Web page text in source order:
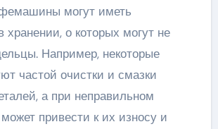
могут иметь
хранении, о которых могут не
Например, некоторые
частой очистки и смазки
а при неправильном
привести к их износу и